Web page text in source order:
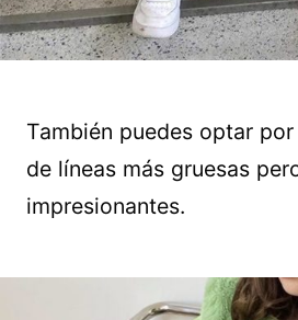
También puedes optar
de líneas más gruesas
impresionantes.